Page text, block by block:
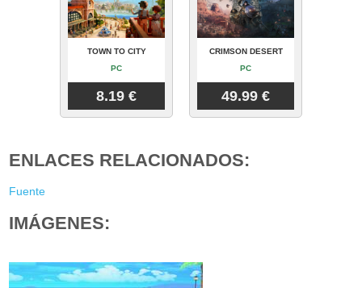
TOWN TO CITY
PC
8.19 €
CRIMSON DESERT
PC
49.99 €
ENLACES RELACIONADOS:
Fuente
IMÁGENES: